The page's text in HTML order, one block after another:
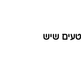
טעים שיש